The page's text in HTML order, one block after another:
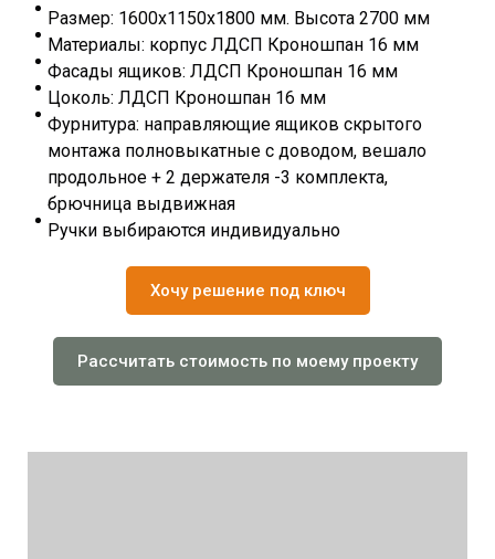
Размер: 1600х1150х1800 мм. Высота 2700 мм
Материалы: корпус ЛДСП Кроношпан 16 мм
Фасады ящиков: ЛДСП Кроношпан 16 мм
Цоколь: ЛДСП Кроношпан 16 мм
Фурнитура: направляющие ящиков скрытого
монтажа полновыкатные с доводом, вешало
продольное + 2 держателя -3 комплекта,
брючница выдвижная
Ручки выбираются индивидуально
Хочу решение под ключ
Рассчитать стоимость по моему проекту